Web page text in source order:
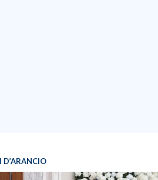
D’ARANCIO